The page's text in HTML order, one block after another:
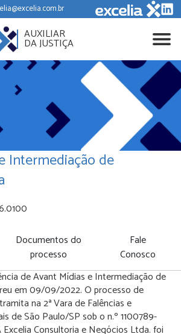
AUXILIAR
DA JUSTIÇA
Intermediação de
Documentos do
processo
Fale
Conosco
de Avant Mídias e Intermediação de
em 09/09/2022. O processo de
na 2ª Vara de Falências e
de São Paulo/SP sob o n.º 1100789-
Excelia Consultoria e Negócios Ltda. foi